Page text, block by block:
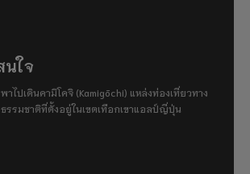
นใจ
พาไปเดินคามิโคจิ (Kamigōchi) แหล่งท่องเที่ยวทาง
ธรรมชาติที่ตั้งอยู่ในเขตเทือกเขาแอลป์ญี่ปุ่น